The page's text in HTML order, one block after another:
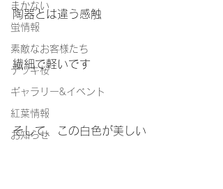
まかない
蛍情報
素敵なお客様たち
デッキ桜
ギャラリー&イベント
紅葉情報
お知らせ
陶器とは違う感触
繊細で軽いです
そして、この白色が美しい